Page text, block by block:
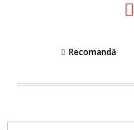
Recomandă